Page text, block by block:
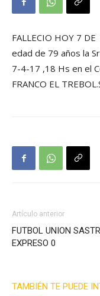
FALLECIO HOY 7
edad de 79 años la
7-4-17 ,18 Hs en el
FRANCO EL
Artículo anterior
FUTBOL UNION
EXPRESO 0
TAMBIÉN TE PUEDE